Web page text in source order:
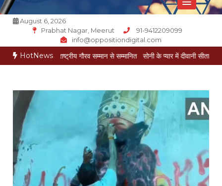
August 6, 2026
Prabhat Nagar, Meerut
91-9412209099
info@oppositiondigital.com
HotNews
राष्ट्रीय गौरव सम्मान से सम्मानित सोनी के प्यार में दीवानी सीता पहुंची मेरठ सोनी के